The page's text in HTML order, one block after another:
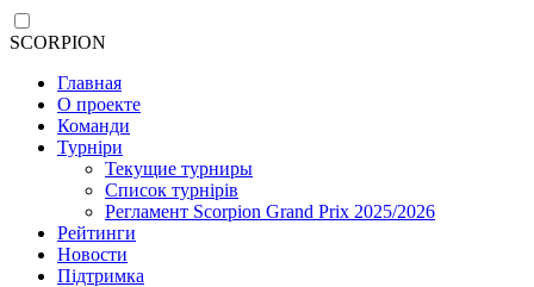
SCORPION
Главная
О проекте
Команди
Турніри
Текущие турниры
Список турнірів
Регламент Scorpion Grand Prix 2025/2026
Рейтинги
Новости
Підтримка